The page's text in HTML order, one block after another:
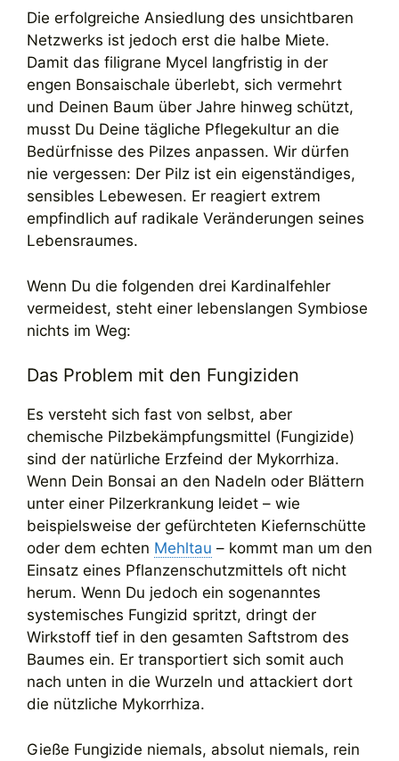
Die erfolgreiche Ansiedlung des unsichtbaren
Netzwerks ist jedoch erst die halbe Miete.
Damit das filigrane Mycel langfristig in der
engen Bonsaischale überlebt, sich vermehrt
und Deinen Baum über Jahre hinweg schützt,
musst Du Deine tägliche Pflegekultur an die
Bedürfnisse des Pilzes anpassen. Wir dürfen
nie vergessen: Der Pilz ist ein eigenständiges,
sensibles Lebewesen. Er reagiert extrem
empfindlich auf radikale Veränderungen seines
Lebensraumes.
Wenn Du die folgenden drei Kardinalfehler
vermeidest, steht einer lebenslangen Symbiose
nichts im Weg:
Das Problem mit den Fungiziden
Es versteht sich fast von selbst, aber
chemische Pilzbekämpfungsmittel (Fungizide)
sind der natürliche Erzfeind der Mykorrhiza.
Wenn Dein Bonsai an den Nadeln oder Blättern
unter einer Pilzerkrankung leidet – wie
beispielsweise der gefürchteten Kiefernschütte
oder dem echten Mehltau – kommt man um den
Einsatz eines Pflanzenschutzmittels oft nicht
herum. Wenn Du jedoch ein sogenanntes
systemisches Fungizid spritzt, dringt der
Wirkstoff tief in den gesamten Saftstrom des
Baumes ein. Er transportiert sich somit auch
nach unten in die Wurzeln und attackiert dort
die nützliche Mykorrhiza.
Gieße Fungizide niemals, absolut niemals, rein